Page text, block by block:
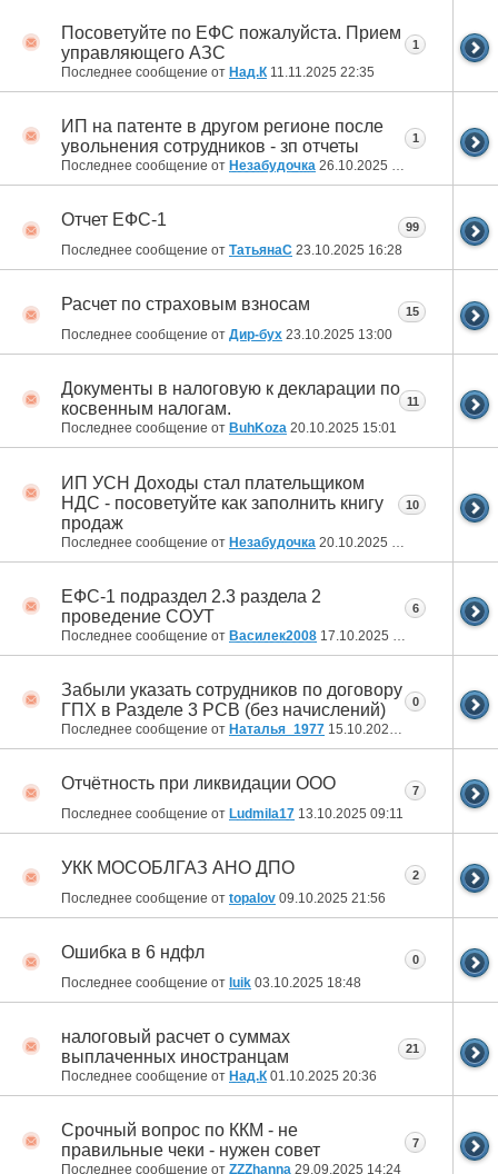
Посоветуйте по ЕФС пожалуйста. Прием
управляющего АЗС
Последнее сообщение от Над.К 11.11.2025 22:35
1
ИП на патенте в другом регионе после
увольнения сотрудников - зп отчеты
Последнее сообщение от Незабудочка 26.10.2025 16:15
1
Отчет ЕФС-1
Последнее сообщение от ТатьянаC 23.10.2025 16:28
99
Расчет по страховым взносам
Последнее сообщение от Дир-бух 23.10.2025 13:00
15
Документы в налоговую к декларации по
косвенным налогам.
Последнее сообщение от BuhKoza 20.10.2025 15:01
11
ИП УСН Доходы стал плательщиком
НДС - посоветуйте как заполнить книгу
продаж
Последнее сообщение от Незабудочка 20.10.2025
10
ЕФС-1 подраздел 2.3 раздела 2
проведение СОУТ
Последнее сообщение от Василек2008 17.10.2025
6
Забыли указать сотрудников по договору
ГПХ в Разделе 3 РСВ (без начислений)
Последнее сообщение от Наталья_1977 15.10.2025 23:25
0
Отчётность при ликвидации ООО
Последнее сообщение от Ludmila17 13.10.2025 09:11
7
УКК МОСОБЛГАЗ АНО ДПО
Последнее сообщение от topalov 09.10.2025 21:56
2
Ошибка в 6 ндфл
Последнее сообщение от luik 03.10.2025 18:48
0
налоговый расчет о суммах
выплаченных иностранцам
Последнее сообщение от Над.К 01.10.2025 20:36
21
Срочный вопрос по ККМ - не
правильные чеки - нужен совет
Последнее сообщение от ZZZhanna 29.09.2025 14:24
7